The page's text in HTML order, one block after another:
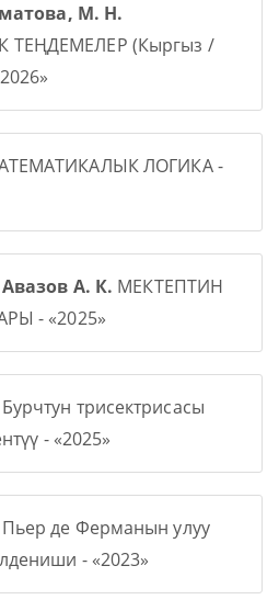
М. Н.
(Кыргыз /
ЛОГИКА -
А. К. МЕКТЕПТИН
- «2025»
Бурчтун трисектрисасы
- «2025»
Пьер де Ферманын улуу
- «2023»